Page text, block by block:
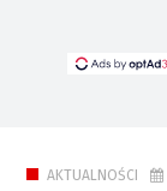
AKTUALNOŚCI